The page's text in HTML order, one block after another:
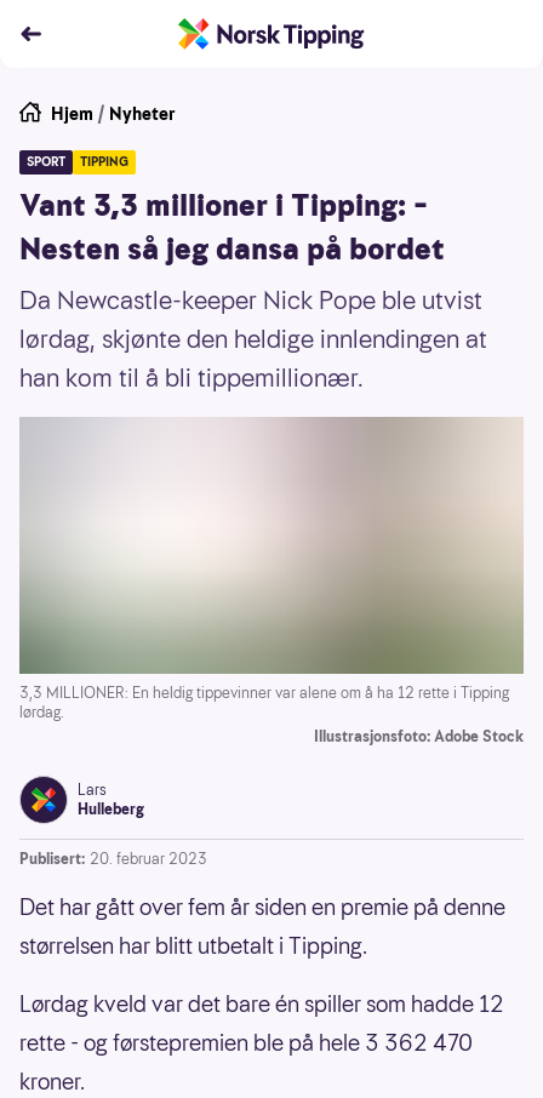
Hjem / Nyheter
SPORT TIPPING
Vant 3,3 millioner i Tipping: –
Nesten så jeg dansa på bordet
Da Newcastle-keeper Nick Pope ble utvist
lørdag, skjønte den heldige innlendingen at
han kom til å bli tippemillionær.
3,3 MILLIONER: En heldig tippevinner var alene om å ha 12 rette i Tipping
lørdag.
Illustrasjonsfoto: Adobe Stock
Lars
Hulleberg
Publisert: 20. februar 2023
Det har gått over fem år siden en premie på denne
størrelsen har blitt utbetalt i Tipping.
Lørdag kveld var det bare én spiller som hadde 12
rette - og førstepremien ble på hele 3 362 470
kroner.